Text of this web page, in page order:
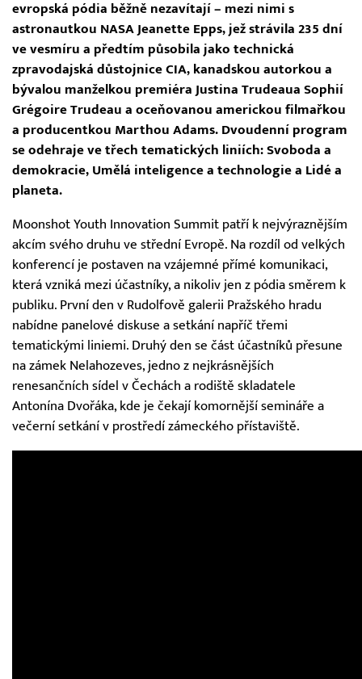
evropská pódia běžně nezavítají – mezi nimi s
astronautkou NASA Jeanette Epps, jež strávila 235 dní
ve vesmíru a předtím působila jako technická
zpravodajská důstojnice CIA, kanadskou autorkou a
bývalou manželkou premiéra Justina Trudeaua Sophií
Grégoire Trudeau a oceňovanou americkou filmařkou
a producentkou Marthou Adams. Dvoudenní program
se odehraje ve třech tematických liniích: Svoboda a
demokracie, Umělá inteligence a technologie a Lidé a
planeta.
Moonshot Youth Innovation Summit patří k nejvýraznějším
akcím svého druhu ve střední Evropě. Na rozdíl od velkých
konferencí je postaven na vzájemné přímé komunikaci,
která vzniká mezi účastníky, a nikoliv jen z pódia směrem k
publiku. První den v Rudolfově galerii Pražského hradu
nabídne panelové diskuse a setkání napříč třemi
tematickými liniemi. Druhý den se část účastníků přesune
na zámek Nelahozeves, jedno z nejkrásnějších
renesančních sídel v Čechách a rodiště skladatele
Antonína Dvořáka, kde je čekají komornější semináře a
večerní setkání v prostředí zámeckého přístaviště.